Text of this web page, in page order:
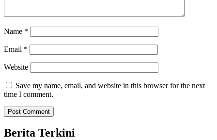
Name *
Email *
Website
Save my name, email, and website in this browser for the next
time I comment.
Berita Terkini